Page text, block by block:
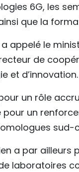
6G, les
que la
a appelé le
de
et d’innovation.
un rôle
un
sud-
a par ailleurs
laboratoires